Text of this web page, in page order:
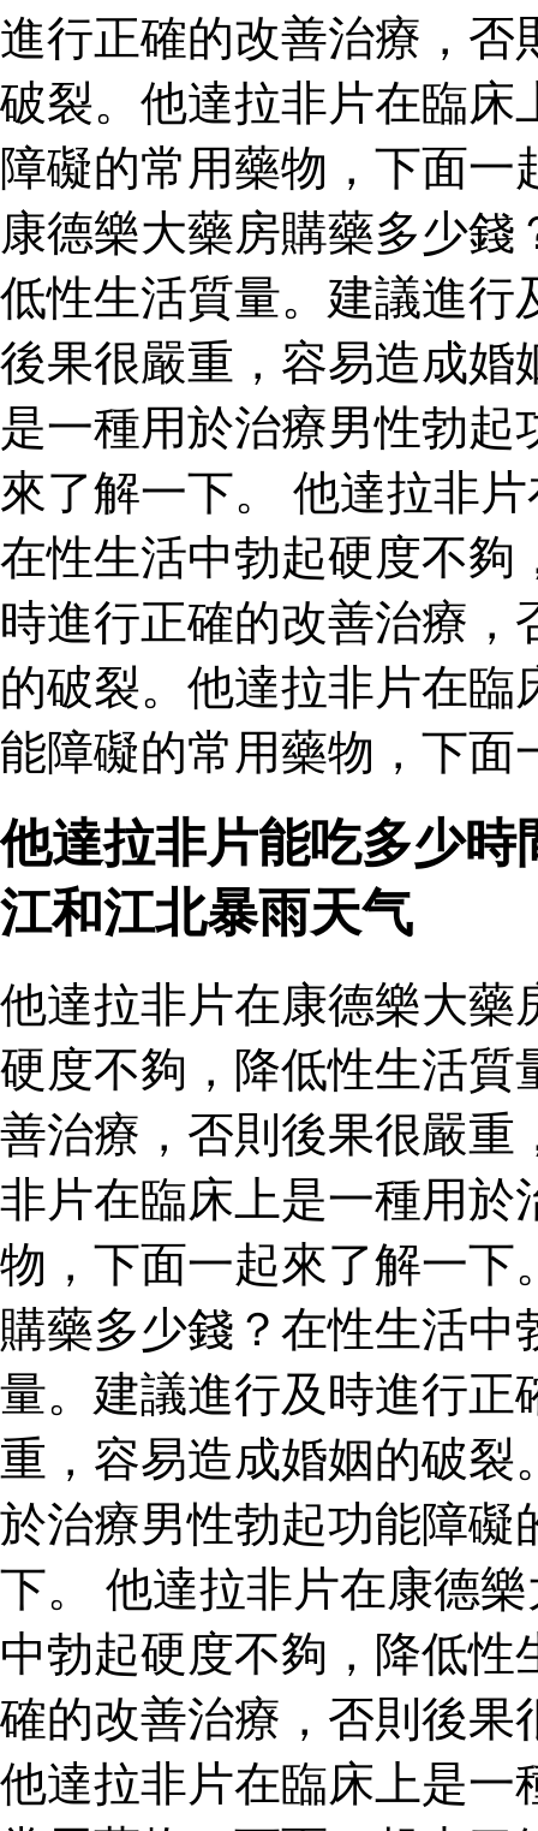
進行正確的改善治療，否
破裂。他達拉非片在臨床
障礙的常用藥物，下面
康德樂大藥房購藥多少
低性生活質量。建議進行
後果很嚴重，容易造成婚
是一種用於治療男性勃
來了解一下。 他達拉非
在性生活中勃起硬度不夠
時進行正確的改善治療
的破裂。他達拉非片在
能障礙的常用藥物，下面
他達拉非片能吃多少
江和江北暴雨天气
他達拉非片在康德樂大藥
硬度不夠，降低性生活質
善治療，否則後果很嚴重
非片在臨床上是一種用於
物，下面一起來了解一下
購藥多少錢？在性生活
量。建議進行及時進行正
重，容易造成婚姻的破裂
於治療男性勃起功能障礙
下。 他達拉非片在康德
中勃起硬度不夠，降低
確的改善治療，否則後果
他達拉非片在臨床上是一